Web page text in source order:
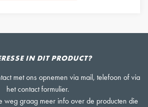
IN DIT PRODUCT?
met ons opnemen via mail, telefoon of via
het contact formulier.
weg graag meer info over de producten die